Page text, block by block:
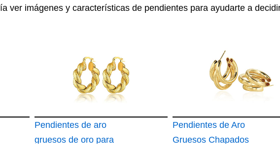
ver imágenes y características de pendientes para ayudarte a
Pendientes de aro
gruesos de oro para
Pendientes de Aro
Gruesos Chapados